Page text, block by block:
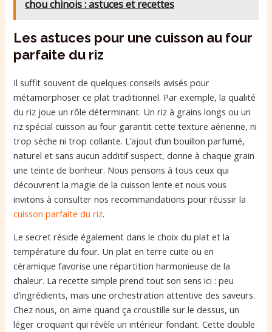
chou chinois : astuces et recettes
Les astuces pour une cuisson au four
parfaite du riz
Il suffit souvent de quelques conseils avisés pour
métamorphoser ce plat traditionnel. Par exemple, la qualité
du riz joue un rôle déterminant. Un riz à grains longs ou un
riz spécial cuisson au four garantit cette texture aérienne, ni
trop sèche ni trop collante. L’ajout d’un bouillon parfumé,
naturel et sans aucun additif suspect, donne à chaque grain
une teinte de bonheur. Nous pensons à tous ceux qui
découvrent la magie de la cuisson lente et nous vous
invitons à consulter nos recommandations pour réussir la
cuisson parfaite du riz.
Le secret réside également dans le choix du plat et la
température du four. Un plat en terre cuite ou en
céramique favorise une répartition harmonieuse de la
chaleur. La recette simple prend tout son sens ici : peu
d’ingrédients, mais une orchestration attentive des saveurs.
Chez nous, on aime quand ça croustille sur le dessus, un
léger croquant qui révèle un intérieur fondant. Cette double